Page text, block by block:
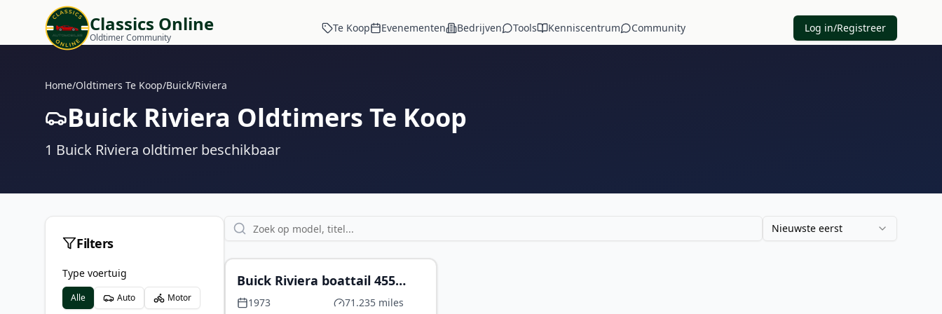
Classics Online
Oldtimer Community
Te Koop Evenementen Bedrijven Tools Kenniscentrum Community Log in/Registreer
Home/Oldtimers Te Koop/Buick/Riviera
Buick Riviera Oldtimers Te Koop
1 Buick Riviera oldtimer beschikbaar
Filters
Type voertuig
Alle Auto Motor
Nieuwste eerst
Buick Riviera boattail 455
bigblock NL kenteken APK
1973
71.235 miles